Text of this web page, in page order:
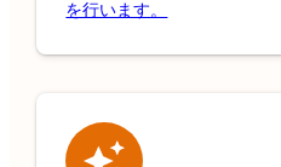
を行います。